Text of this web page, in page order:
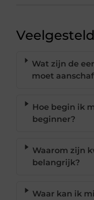
Wat zijn de
moet
Hoe begin ik
beginner?
Waarom zijn
belangrijk?
Waar kan ik